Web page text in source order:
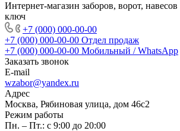
Интернет-магазин заборов, ворот,
ключ
+7 (000) 000-00-00
+7 (000) 000-00-00 Отдел продаж
+7 (000) 000-00-00 Мобильный / WhatsApp
Заказать звонок
E-mail
wzabor@yandex.ru
Адрес
Москва, Рябиновая улица, дом 46с2
Режим работы
Пн. – Пт.: с 9:00 до 20:00